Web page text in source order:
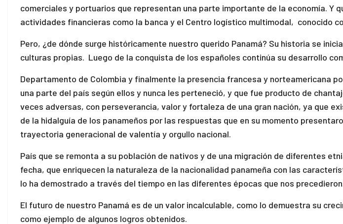
comerciales y portuarios que representan una parte importante de la economía. Y
actividades financieras como la banca y el Centro logístico multimodal, conocido
Pero, ¿de dónde surge históricamente nuestro querido Panamá? Su historia se
culturas propias. Luego de la conquista de los españoles continúa su desarrollo
Departamento de Colombia y finalmente la presencia francesa y norteamericana
una parte del país según ellos y nunca les perteneció, y que fue producto de
veces adversas, con perseverancia, valor y fortaleza de una gran nación, ya que
de la hidalguía de los panameños por las respuestas que en su momento
trayectoria generacional de valentía y orgullo nacional.
País que se remonta a su población de nativos y de una migración de diferentes
fecha, que enriquecen la naturaleza de la nacionalidad panameña con las
lo ha demostrado a través del tiempo en las diferentes épocas que nos
El futuro de nuestro Panamá es de un valor incalculable, como lo demuestra su
como ejemplo de algunos logros obtenidos.